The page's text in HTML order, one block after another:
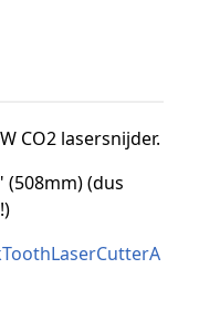
CO2 lasersnijder.
(508mm) (dus